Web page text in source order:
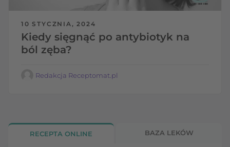
10 STYCZNIA, 2024
Kiedy sięgnąć po antybiotyk na
ból zęba?
Redakcja Receptomat.pl
RECEPTA ONLINE BAZA LEKÓW